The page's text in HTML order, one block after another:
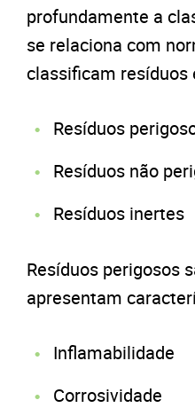
profundamente a
se relaciona com
classificam resíduos
Resíduos
Resíduos não
Resíduos inertes
Resíduos perigosos
apresentam
Inflamabilidade
Corrosividade